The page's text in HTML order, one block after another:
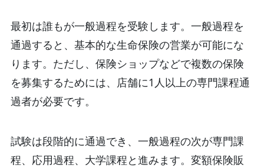
最初は誰もが一般過程を受験します。一般過程を
通過すると、基本的な生命保険の営業が可能にな
ります。ただし、保険ショップなどで複数の保険
を募集するためには、店舗に1人以上の専門課程通
過者が必要です。
試験は段階的に通過でき、一般過程の次が専門課
程、応用過程、大学課程と進みます。変額保険販